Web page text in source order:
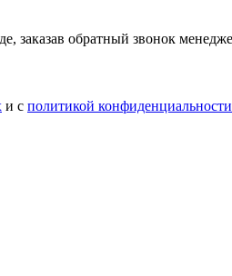
заказав обратный звонок
и с политикой конфиденциальности